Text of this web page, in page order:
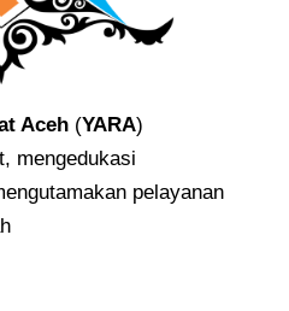
Aceh (YARA)
mengedukasi
pelayanan